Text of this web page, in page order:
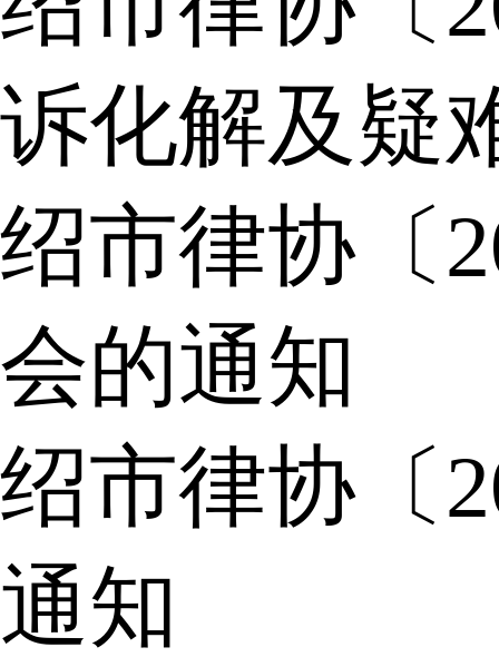
诉化解及疑
绍市律协〔
会的通知
绍市律协〔
通知